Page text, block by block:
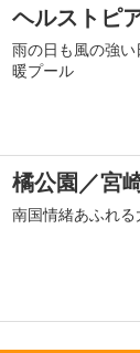
ヘルストピ
雨の日も風の強
暖プール
橘公園／宮
南国情緒あふれ